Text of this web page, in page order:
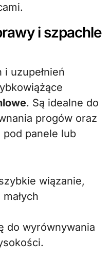
i szpachle
uzupełnień
. Są idealne do
progów oraz
pod panele lub
wiązanie,
do wyrównywania